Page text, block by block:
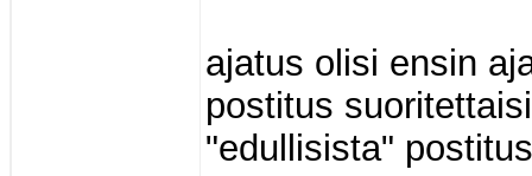
ajatus olisi ensin
postitus
"edullisista"